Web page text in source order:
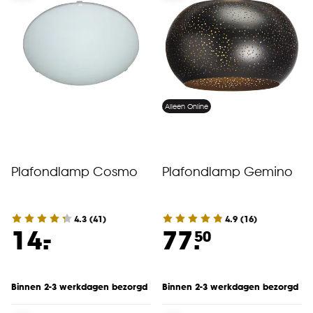
Plafondlamp Cosmo
4.3 (41)
14.
-
Binnen 2-3 werkdagen bezorgd
Alleen Online
Plafondlamp Gemino
4.9 (16)
77.50
Binnen 2-3 werkdagen bezorgd